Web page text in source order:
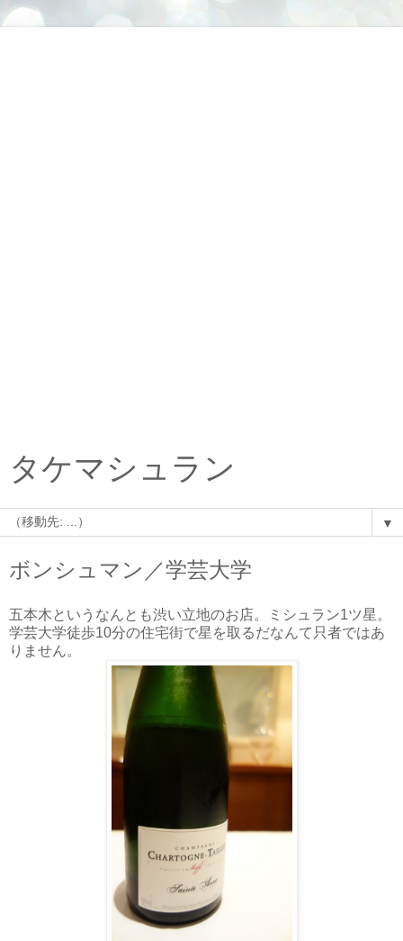
タケマシュラン
▼
ボンシュマン／学芸大学
五本木というなんとも渋い立地のお店。ミシュラン1ツ星。
学芸大学徒歩10分の住宅街で星を取るだなんて只者ではあ
りません。